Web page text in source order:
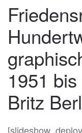
1951
Britz
[slideshow_deploy